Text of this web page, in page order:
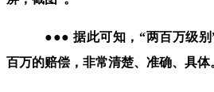
●●● 据此可知，“两百万级
百万的赔偿，非常清楚、准确、具体